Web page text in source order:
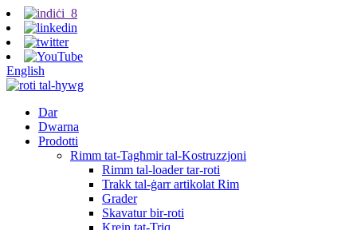
English
Dar
Dwarna
Prodotti
Rimm tat-Tagħmir tal-Kostruzzjoni
Rimm tal-loader tar-roti
Trakk tal-ġarr artikolat Rim
Grader
Skavatur bir-roti
Krejn tat-Triq